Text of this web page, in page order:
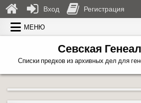
Перейти к содержимому
МЕНЮ
Севская
Списки предков из архивных дел для
Вход Регистрация